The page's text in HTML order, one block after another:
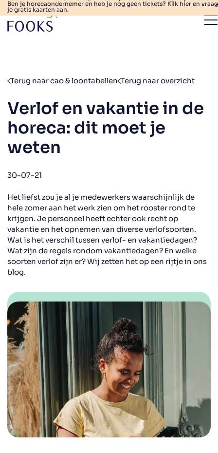
Ben je horecaondernemer en heb je nog geen tickets? Klik hier en vraag
je gratis kaarten aan.
Terug naar cao & loontabellen Terug naar overzicht
Verlof en vakantie in de
horeca: dit moet je
weten
30-07-21
Het liefst zou je al je medewerkers waarschijnlijk de
hele zomer aan het werk zien om het rooster rond te
krijgen. Je personeel heeft echter ook recht op
vakantie en het opnemen van diverse verlofsoorten.
Wat is het verschil tussen verlof- en vakantiedagen?
Wat zijn de regels rondom vakantiedagen? En welke
soorten verlof zijn er? Wij zetten het op een rijtje in ons
blog.